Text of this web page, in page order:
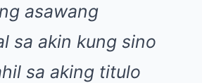
asawang
sa akin kung sino
sa aking titulo